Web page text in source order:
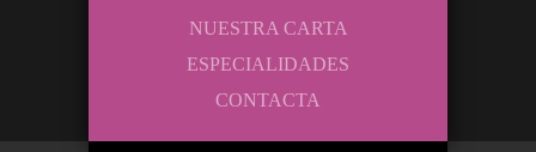
NUESTRA CARTA
ESPECIALIDADES
CONTACTA